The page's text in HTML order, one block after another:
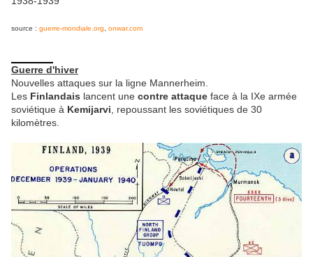
source : guerre-mondiale.org onwar.com
Guerre d'hiver
Nouvelles attaques sur la ligne Mannerheim.
Les Finlandais lancent une contre attaque face à la IXe armée
soviétique à Kemijarvi , repoussant les soviétiques de 30
kilomètres.